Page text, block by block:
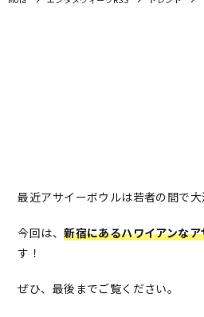
最近アサイーボウルは若者の間で大
今回は、新宿にあるハワイアンな
す！
ぜひ、最後までご覧ください。